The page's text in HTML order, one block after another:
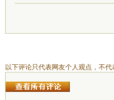
以下评论只代表网友个人观点，不代